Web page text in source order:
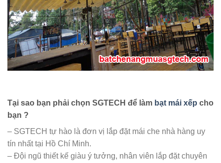
Tại sao bạn phải chọn SGTECH để làm bạt mái xếp cho
bạn ?
– SGTECH tự hào là đơn vị lắp đặt mái che nhà hàng uy
tín nhất tại Hồ Chí Minh.
– Đội ngũ thiết kế giàu ý tưởng, nhân viên lắp đặt chuyên